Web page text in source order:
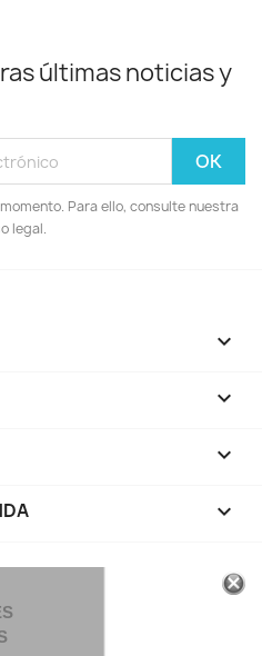
últimas noticias y
Para ello, consulte nuestra
legal.



keyboard_arrow_down